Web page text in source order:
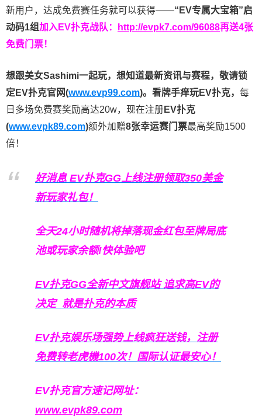
新用户，达成免费赛任务就可以获得——“EV专属大宝箱”启
动码1组加入EV扑克战队： http://evpk7.com/96088再送4张
免费门票！
想跟美女Sashimi一起玩， 想知道最新资讯与赛程， 敬请锁
定EV扑克官网(www.evp99.com)。 看牌手痒玩EV扑克， 每
日多场免费赛奖励高达20w，现在注册 EV扑克
(www.evpk89.com)额外加赠8张幸运赛门票最高奖励1500
倍！
好消息 EV扑克GG上线注册领取350美金
新玩家礼包！
全天24小时随机将掉落现金红包至牌局底
池或玩家余额!快体验吧
EV扑克GG全新中文旗舰站追求高EV的
决定 就是扑克的本质
EV扑克娱乐场强势上线疯狂送钱，注册
免费转老虎機100次！国际认证最安心！
EV扑克官方速记网址：
www.evpk89.com